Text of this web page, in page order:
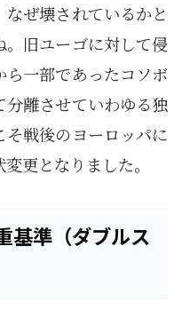
ぜ壊されているかと
旧ユーゴに対して侵
一部であったコソボ
離させていわゆる独
戦後のヨーロッパに
更となりました。
基準（ダブルス